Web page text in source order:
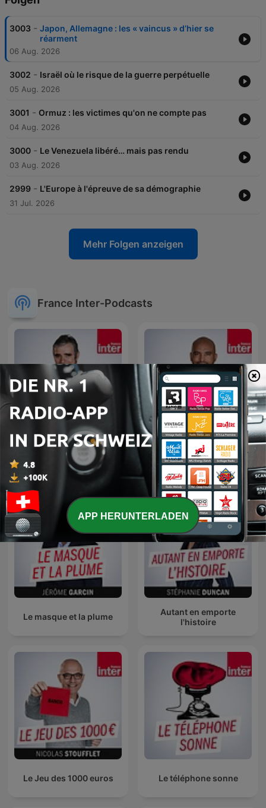
3003 - Japon, Allemagne : les « vaincus » d’hier se
réarment
06 Aug. 2026
3002 - Israël où le risque de la guerre perpétuelle
05 Aug. 2026
3001 - Ormuz : les victimes qu'on ne compte pas
04 Aug. 2026
3000 - Le Venezuela libéré… mais pas rendu
03 Aug. 2026
2999 - L'Europe à l'épreuve de sa démographie
31 Jul. 2026
Mehr Folgen anzeigen
France Inter-Podcasts
Affaires sensibles Grand bien vous fasse !
Le masque et la plume
Autant en emporte
l'histoire
Le Jeu des 1000 euros Le téléphone sonne
APP HERUNTERLADEN